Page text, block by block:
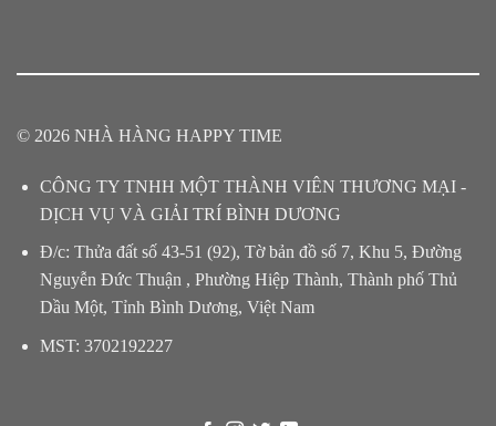
© 2026 NHÀ HÀNG HAPPY TIME
CÔNG TY TNHH MỘT THÀNH VIÊN THƯƠNG MẠI -
DỊCH VỤ VÀ GIẢI TRÍ BÌNH DƯƠNG
Đ/c: Thửa đất số 43-51 (92), Tờ bản đồ số 7, Khu 5, Đường
Nguyễn Đức Thuận , Phường Hiệp Thành, Thành phố Thủ
Dầu Một, Tỉnh Bình Dương, Việt Nam
MST: 3702192227